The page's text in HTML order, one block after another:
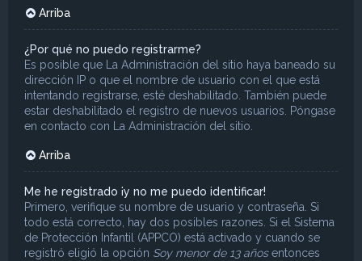
Arriba
¿Por qué no puedo registrarme?
Es posible que La Administración del sitio haya baneado su
dirección IP o que el nombre de usuario con el que está
intentando registrarse, esté deshabilitado. También puede
estar deshabilitado el registro de nuevos usuarios. Póngase
en contacto con La Administración del sitio.
Arriba
Me he registrado ¡y no me puedo identificar!
Primero, verifique su nombre de usuario y contraseña. Si
todo está correcto, hay dos posibles razones. Si el Sistema
de Protección Infantil (APPCO) está activado y cuando se
registró eligió la opción Soy menor de 13 añosentonces